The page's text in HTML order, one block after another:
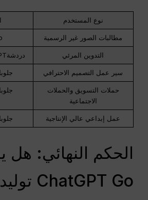
نوع المستخدم
مطالبات الصور غير الرسمية
التدوين المرئي دردشةGPT Go / GlobalGPT
سير عمل التصميم الاحترافي
حملات التسويق والحملات
الاجتماعية
عمل إبداعي عالي الإنتاجية
الحكم النهائي: هل
ChatGPT Go توليد الصور؟